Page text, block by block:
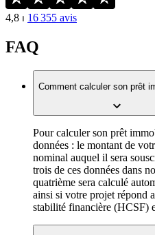
4,8 ⏐ 16 355 avis
FAQ
Comment calculer son prêt
Pour calculer son prêt
données : le montant de
nominal auquel il sera
trois de ces données dans
quatrième sera calculé
ainsi si votre projet répond
stabilité financière (HCSF)